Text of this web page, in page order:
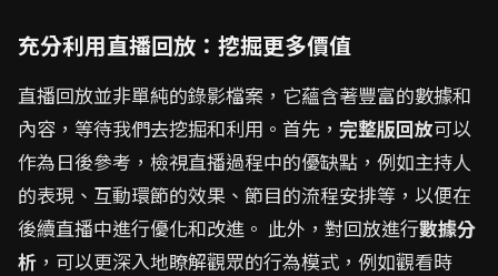
充分利用直播回放：挖掘更多價值
直播回放並非單純的錄影檔案，它蘊含著豐富的數據和
內容，等待我們去挖掘和利用。首先， 完整版回放可以
作為日後參考，檢視直播過程中的優缺點，例如主持人
的表現、互動環節的效果、節目的流程安排等，以便在
後續直播中進行優化和改進。 此外，對回放進行數據分
析 ，可以更深入地瞭解觀眾的行為模式，例如觀看時